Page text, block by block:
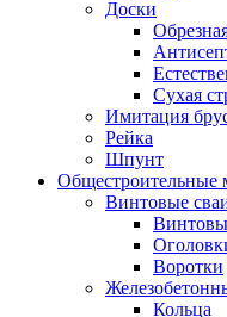
Доски
Сухая
Имитация
Рейка
Шпунт
Общестроительные
Винтовые
Воротки
Кольца